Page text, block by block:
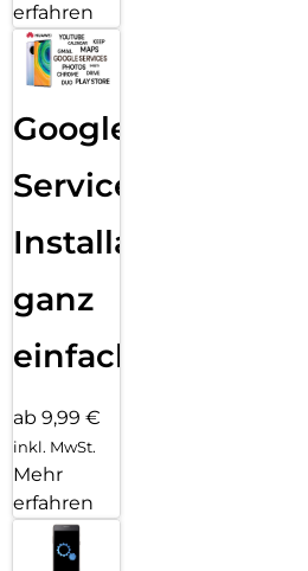
erfahren
Google
Services
Installation
ganz
einfach
ab 9,99 €
inkl. MwSt.
Mehr
erfahren